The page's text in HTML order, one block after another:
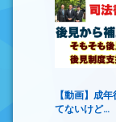
【動画】成
てないけど…